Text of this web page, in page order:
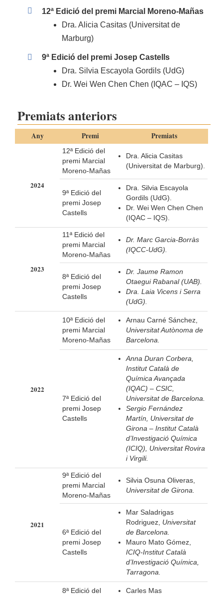
12ª Edició del premi Marcial Moreno-Mañas
Dra. Alicia Casitas (Universitat de
Marburg)
9ª Edició del premi Josep Castells
Dra. Silvia Escayola Gordils (UdG)
Dr. Wei Wen Chen Chen (IQAC – IQS)
Premiats anteriors
Any Premi Premiats
2024
12ª Edició del
premi Marcial
Moreno-Mañas
Dra. Alicia Casitas
(Universitat de Marburg).
9ª Edició del
premi Josep
Castells
Dra. Silvia Escayola
Gordils (UdG).
Dr. Wei Wen Chen Chen
(IQAC – IQS).
2023
11ª Edició del
premi Marcial
Moreno-Mañas
Dr. Marc Garcia-Borràs
(IQCC-UdG).
8ª Edició del
premi Josep
Castells
Dr. Jaume Ramon
Otaegui Rabanal (UAB).
Dra. Laia Vicens i Serra
(UdG).
2022
10ª Edició del
premi Marcial
Moreno-Mañas
Arnau Carné Sánchez,
Universitat Autònoma de
Barcelona.
7ª Edició del
premi Josep
Castells
Anna Duran Corbera,
Institut Català de
Química Avançada
(IQAC) – CSIC,
Universitat de Barcelona.
Sergio Fernández
Martín, Universitat de
Girona – Institut Català
d’Investigació Química
(ICIQ), Universitat Rovira
i Virgili.
2021
9ª Edició del
premi Marcial
Moreno-Mañas
Silvia Osuna Oliveras,
Universitat de Girona.
6ª Edició del
premi Josep
Castells
Mar Saladrigas
Rodriguez, Universitat
de Barcelona.
Mauro Mato Gómez,
ICIQ-Institut Català
d’Investigació Química,
Tarragona.
8ª Edició del
Carles Mas